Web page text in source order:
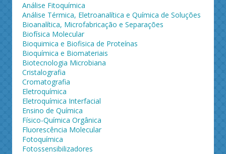
Análise Fitoquímica
Análise Térmica, Eletroanalítica e Química de Soluções
Bioanalítica, Microfabricação e Separações
Biofísica Molecular
Bioquimica e Biofisica de Proteínas
Bioquímica e Biomateriais
Biotecnologia Microbiana
Cristalografia
Cromatografia
Eletroquímica
Eletroquímica Interfacial
Ensino de Química
Físico-Química Orgânica
Fluorescência Molecular
Fotoquímica
Fotossensibilizadores